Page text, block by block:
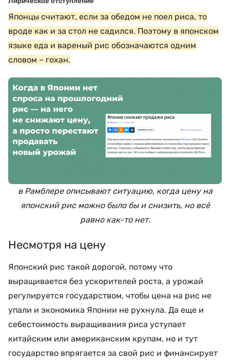
Японцы считают, если за обедом не поел риса, то
вроде как и за стол не садился. Поэтому в японском
языке еда и вареный рис обозначаются одним
словом – гохан.
в Рамблере описывают ситуацию, когда цену на
японский рис можно было бы и снизить, но всё
равно как-то нет.
Несмотря на цену
Японский рис такой дорогой, потому что
выращивается без ускорителей роста, а урожай
регулируется государством, чтобы цена на рис не
упали и экономика Японии не рухнула. Да еще и
себестоимость выращивания риса уступает
китайским или американским крупам, но и тут
государство впрягается за свой рис и финансирует